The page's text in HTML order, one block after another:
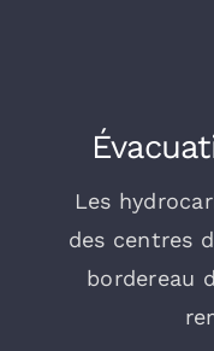
Les
des centres
bordereau